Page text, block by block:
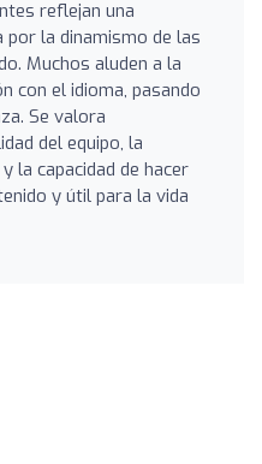
reflejan una
por la dinamismo de las
Muchos aluden a la
con el idioma, pasando
Se valora
del equipo, la
la capacidad de hacer
y útil para la vida